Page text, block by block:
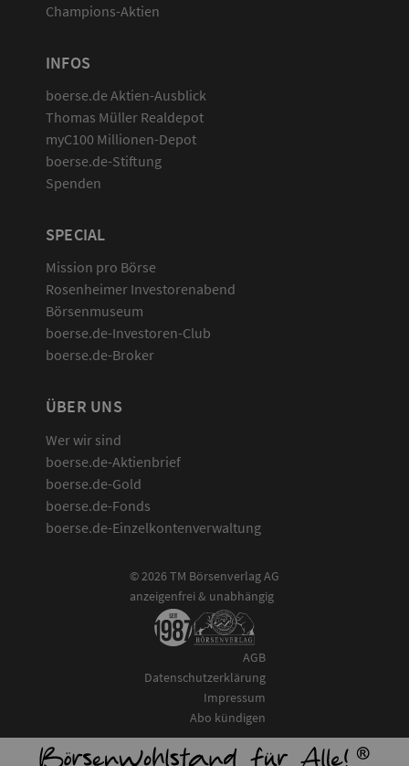
Champions-Aktien
INFOS
boerse.de Aktien-Ausblick
Thomas Müller Realdepot
myC100 Millionen-Depot
boerse.de-Stiftung
Spenden
SPECIAL
Mission pro Börse
Rosenheimer Investorenabend
Börsenmuseum
boerse.de-Investoren-Club
boerse.de-Broker
ÜBER UNS
Wer wir sind
boerse.de-Aktienbrief
boerse.de-Gold
boerse.de-Fonds
boerse.de-Einzelkontenverwaltung
© 2026 TM Börsenverlag AG
anzeigenfrei & unabhängig
AGB
Datenschutzerklärung
Impressum
Abo kündigen